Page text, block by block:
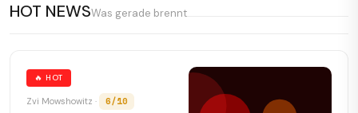
HOT NEWSWas gerade brennt
🔥 HOT
Zvi Mowshowitz · 6/10